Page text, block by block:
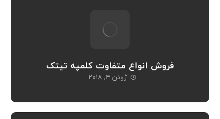
فروش انواع متفاوت کلمپه تیتک
ژوئن ۴, ۲۰۱۸